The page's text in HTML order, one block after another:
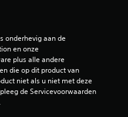
o
r
onderhevig aan de
en onze
plus alle andere
die op dit product van
niet als u niet met deze
de Servicevoorwaarden